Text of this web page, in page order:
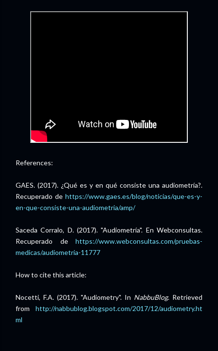
References:
GAES. (2017). ¿Qué es y en qué consiste una audiometría?.
Recuperado de https://www.gaes.es/blog/noticias/que-es-y-
en-que-consiste-una-audiometria/amp/
Saceda Corralo, D. (2017). "Audiometría". En Webconsultas.
Recuperado de https://www.webconsultas.com/pruebas-
medicas/audiometria-11777
How to cite this article:
Nocetti, F.A. (2017). "Audiometry". In NabbuBlog. Retrieved
from http://nabbublog.blogspot.com/2017/12/audiometry.ht
ml